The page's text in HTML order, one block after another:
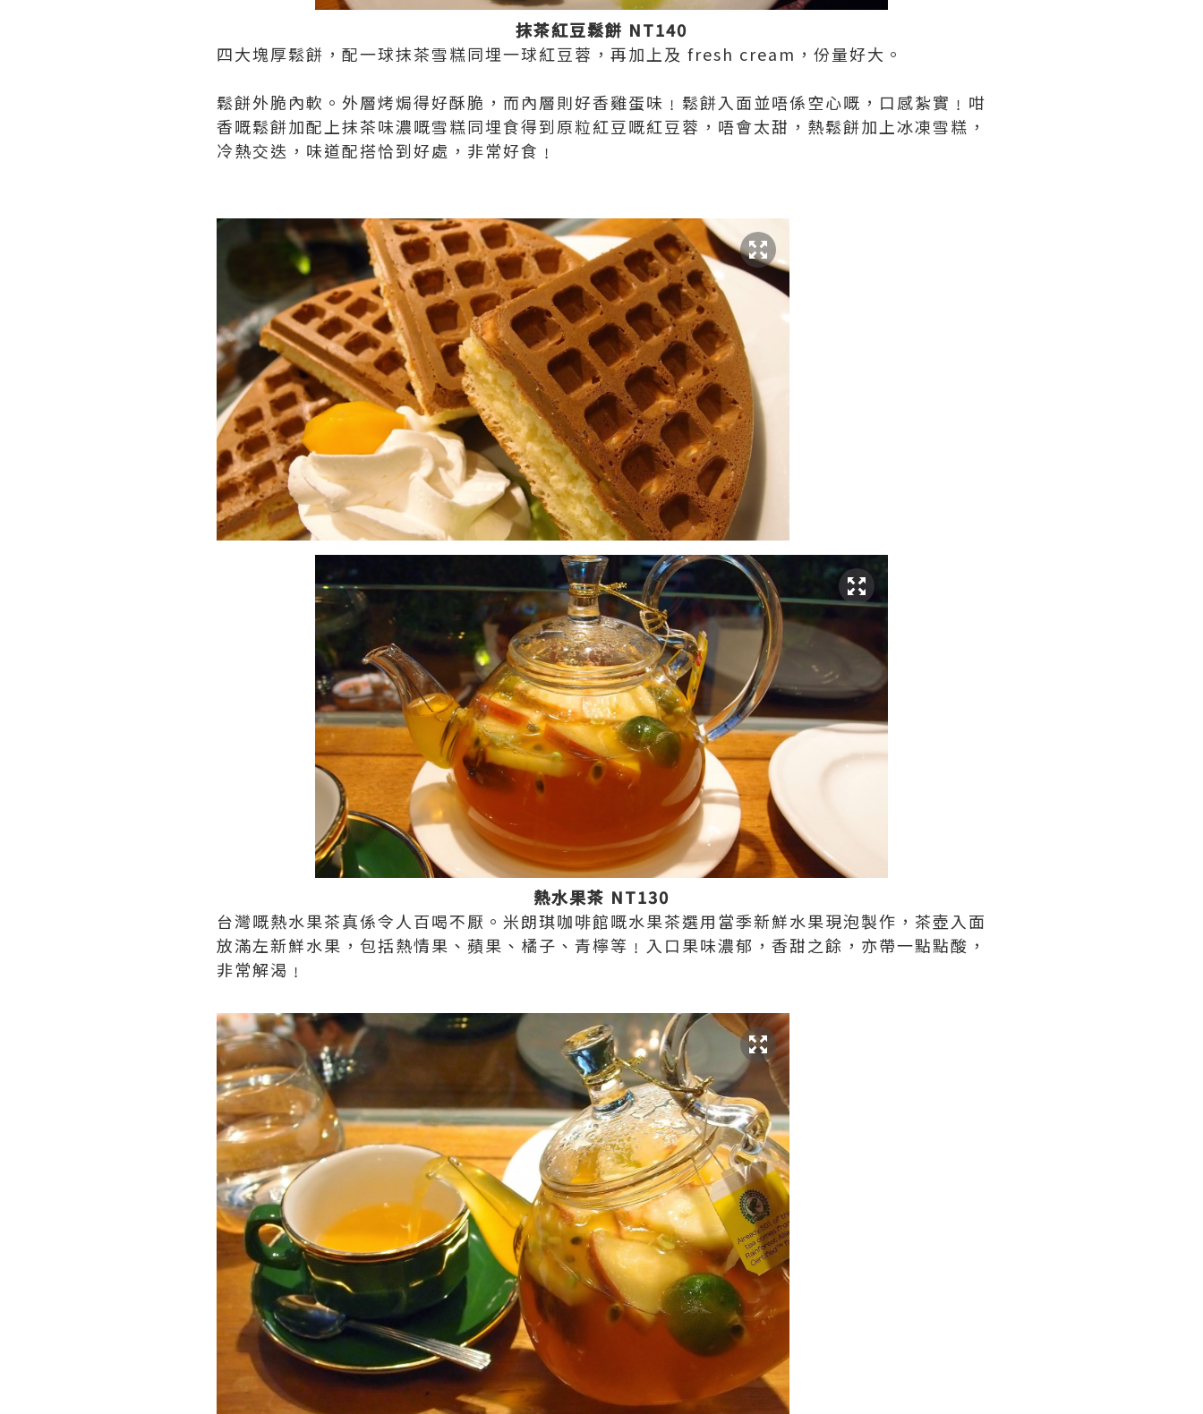
抹茶紅豆鬆餅 NT140
四大塊厚鬆餅，配一球抹茶雪糕同埋一球紅豆蓉，再加上及 fresh cream，份量好大。
鬆餅外脆內軟。外層烤焗得好酥脆，而內層則好香雞蛋味﹗鬆餅入面並唔係空心嘅，口感紮實﹗咁
香嘅鬆餅加配上抹茶味濃嘅雪糕同埋食得到原粒紅豆嘅紅豆蓉，唔會太甜，熱鬆餅加上冰凍雪糕，
冷熱交迭，味道配搭恰到好處，非常好食﹗
熱水果茶 NT130
台灣嘅熱水果茶真係令人百喝不厭。米朗琪咖啡館嘅水果茶選用當季新鮮水果現泡製作，茶壺入面
放滿左新鮮水果，包括熱情果、蘋果、橘子、青檸等﹗入口果味濃郁，香甜之餘，亦帶一點點酸，
非常解渴﹗